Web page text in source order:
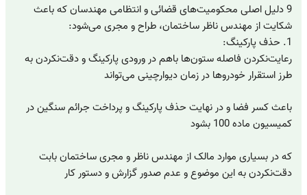
9 دلیل اصلی محکومیت‌های قضائی و انتظامی مهندسان که باعث
شکایت از مهندس ناظر ساختمان، طراح و مجری می‌شود:
1. حذف پارکینگ:
رعایت‌نکردن فاصله ستون‌ها باهم در ورودی پارکینگ و دقت‌نکردن به
طرز استقرار خودروها در زمان دیوارچینی می‌تواند
باعث کسر فضا و در نهایت حذف پارکینگ و پرداخت جرائم سنگین در
کمیسیون ماده 100 بشود
که در بسیاری موارد مالک از مهندس ناظر و مجری ساختمان بابت
دقت‌نکردن به این موضوع و عدم صدور گزارش و دستور کار